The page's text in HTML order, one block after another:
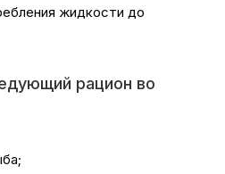
жидкости до
рацион во